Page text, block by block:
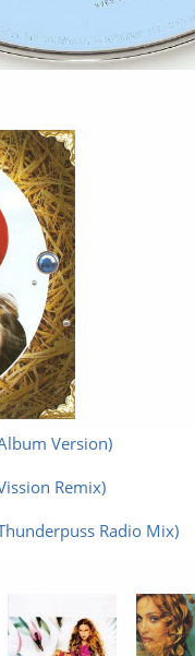
Version)
Remix)
Radio Mix)